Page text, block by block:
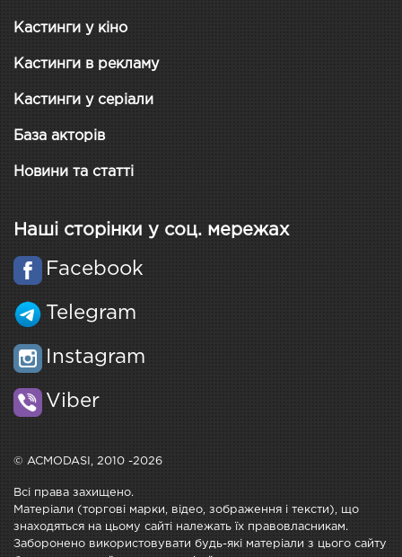
Кастинги у кіно
Кастинги в рекламу
Кастинги у серіали
База акторів
Новини та статті
Наші сторінки у соц. мережах
Facebook
Telegram
Instagram
Viber
© ACMODASI, 2010 -2026
Всі права захищено.
Матеріали (торгові марки, відео, зображення і тексти), що
знаходяться на цьому сайті належать їх правовласникам.
Заборонено використовувати будь-які матеріали з цього сайту